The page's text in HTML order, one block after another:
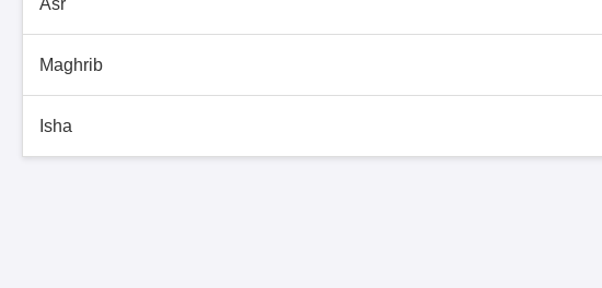
Maghrib
Isha